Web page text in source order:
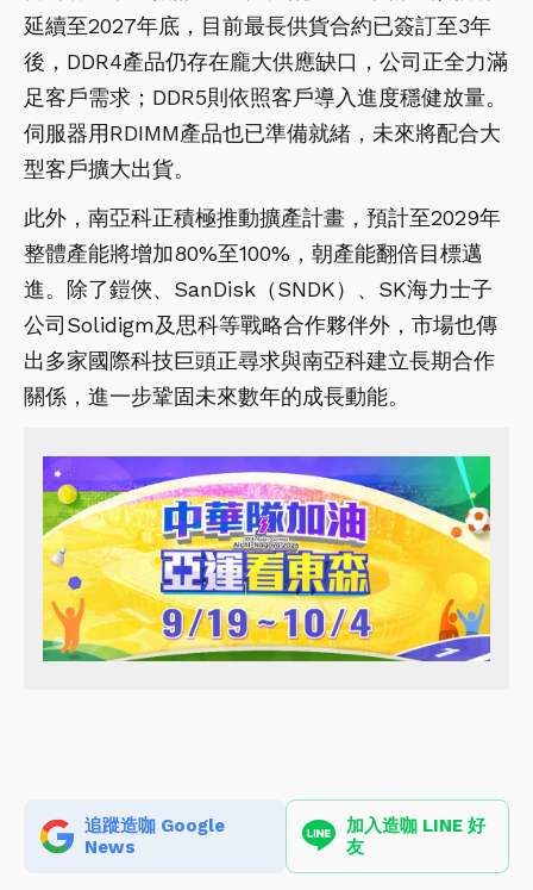
延續至2027年底，目前最長供貨合約已簽訂至3年
後，DDR4產品仍存在龐大供應缺口，公司正全力滿
足客戶需求；DDR5則依照客戶導入進度穩健放量。
伺服器用RDIMM產品也已準備就緒，未來將配合大
型客戶擴大出貨。
此外，南亞科正積極推動擴產計畫，預計至2029年
整體產能將增加80%至100%，朝產能翻倍目標邁
進。除了鎧俠、SanDisk（SNDK）、SK海力士子
公司Solidigm及思科等戰略合作夥伴外，市場也傳
出多家國際科技巨頭正尋求與南亞科建立長期合作
關係，進一步鞏固未來數年的成長動能。
追蹤造咖 Google
News
加入造咖 LINE 好
友